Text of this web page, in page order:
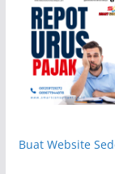
Buat Website